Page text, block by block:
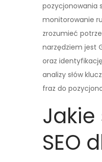
pozycjonowania
monitorowanie
zrozumieć
narzędziem jest
oraz
analizy słów
fraz do
Jakie
SEO